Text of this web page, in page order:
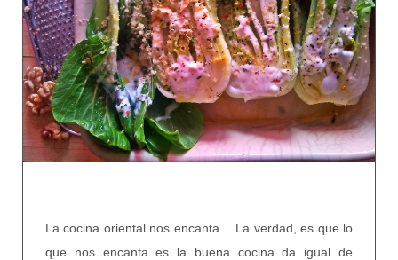
La cocina oriental nos encanta… La verdad, es que lo
que nos encanta es la buena cocina da igual de